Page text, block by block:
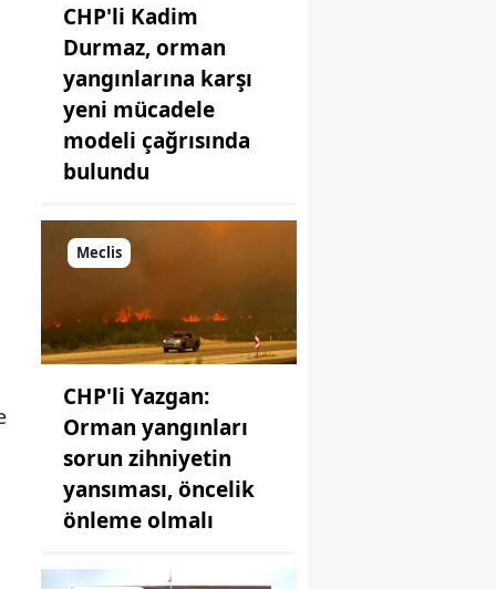
CHP'li Kadim
Durmaz, orman
yangınlarına karşı
yeni mücadele
modeli çağrısında
bulundu
Meclis
CHP'li Yazgan:
Orman yangınları
sorun zihniyetin
yansıması, öncelik
önleme olmalı